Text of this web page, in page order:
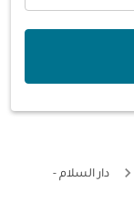
دار السلام -